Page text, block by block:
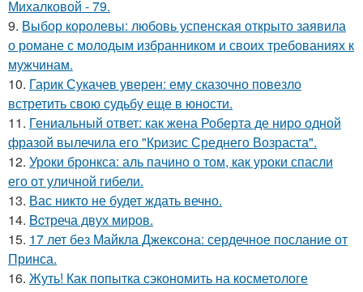
Михалковой - 79.
9. Выбор королевы: любовь успенская открыто заявила
о романе с молодым избранником и своих требованиях к
мужчинам.
10. Гарик Сукачев уверен: ему сказочно повезло
встретить свою судьбу еще в юности.
11. Гениальный ответ: как жена Роберта де ниро одной
фразой вылечила его "Кризис Среднего Возраста".
12. Уроки бронкса: аль пачино о том, как уроки спасли
его от уличной гибели.
13. Вас никто не будет ждать вечно.
14. Bcтреча двух миров.
15. 17 лет без Майкла Джексона: сердечное послание от
Принса.
16. Жуть! Как попытка сэкономить на косметологе